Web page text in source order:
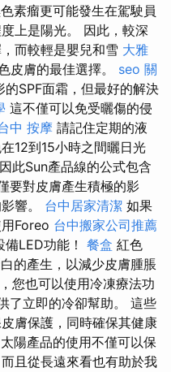
素瘤更可能發生在駕駛員
上是陽光。 因此，較深
而較輕是嬰兒和雪 大雅
皮膚的最佳選擇。 seo 關
SPF面霜，但最好的解決
這不僅可以免受曬傷的侵
中 按摩 請記住定期的液
12到15小時之間曬日光
此Sun產品線的公式包含
要對皮膚產生積極的影
響。 台中居家清潔 如果
Foreo 台中搬家公司推薦
LED功能！ 餐盒 紅色
的產生，以減少皮膚腫脹
您也可以使用冷凍療法功
了立即的冷卻幫助。 這些
膚保護，同時確保其健康
陽產品的使用不僅可以保
且從長遠來看也有助於我